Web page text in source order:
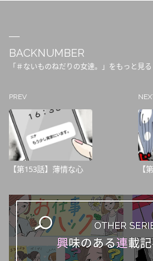
BACKNUMBER
「＃ないものねだりの女達。」をもっと見る
PREV
【第153話】薄情な心 【